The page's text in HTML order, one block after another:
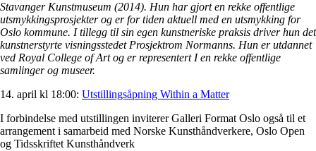
Stavanger Kunstmuseum (2014). Hun har gjort en rekke offentlige
utsmykkingsprosjekter og er for tiden aktuell med en utsmykking for
Oslo kommune. I tillegg til sin egen kunstneriske praksis driver hun det
kunstnerstyrte visningsstedet Prosjektrom Normanns. Hun er utdannet
ved Royal College of Art og er representert I en rekke offentlige
samlinger og museer.
14. april kl 18:00: Utstillingsåpning Within a Matter
I forbindelse med utstillingen inviterer Galleri Format Oslo også til et
arrangement i samarbeid med Norske Kunsthåndverkere, Oslo Open
og Tidsskriftet Kunsthåndverk